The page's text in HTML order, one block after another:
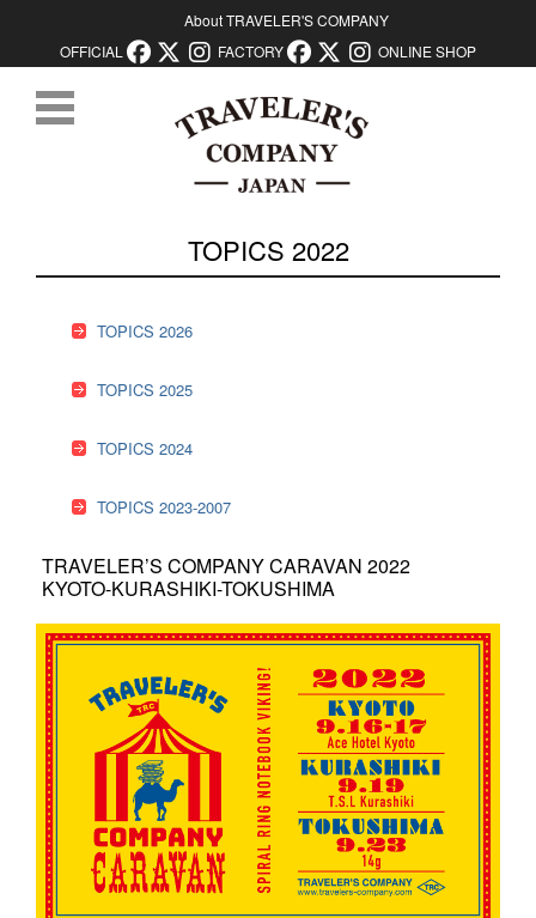
About TRAVELER'S COMPANY
OFFICIAL
FACTORY ONLINE SHOP
TOPICS 2022
TOPICS 2026
TOPICS 2025
TOPICS 2024
TOPICS 2023-2007
TRAVELER’S COMPANY CARAVAN 2022
KYOTO-KURASHIKI-TOKUSHIMA